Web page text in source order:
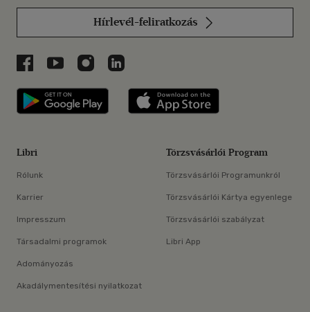
Hírlevél-feliratkozás
Libri a Facebookon
Libri a Youtube-on
Libri az Instagramon
Libri a LinkedInen
Libri applikáció Szerezd meg: Google
Libri
Rólunk
Karrier
Impresszum
Társadalmi programok
Adományozás
Akadálymentesítési nyilatkozat
Törzsvásárlói Program
Törzsvásárlói Programunkról
Törzsvásárlói Kártya egyenlege
Törzsvásárlói szabályzat
Libri App